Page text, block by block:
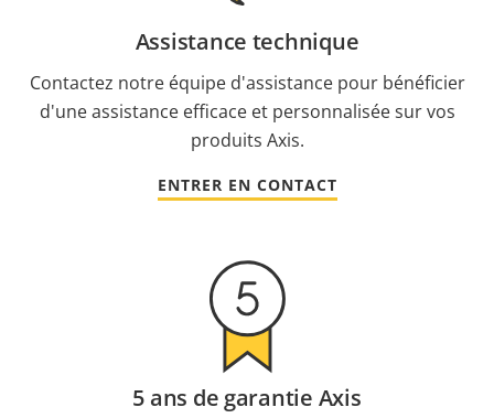
Assistance technique
Contactez notre équipe d'assistance pour bénéficier
d'une assistance efficace et personnalisée sur vos
produits Axis.
ENTRER EN CONTACT
5 ans de garantie Axis